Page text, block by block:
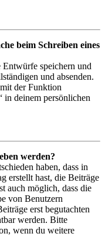
beim Schreiben eines
speichern und
und absenden.
der Funktion
in deinem persönlichen
werden?
haben, dass in
erstellt hast, die Beiträge
auch möglich, dass die
von Benutzern
erst begutachten
werden. Bitte
wenn du weitere